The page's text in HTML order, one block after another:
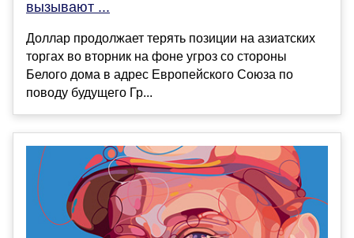
вызывают ...
Доллар продолжает терять позиции на азиатских
торгах во вторник на фоне угроз со стороны
Белого дома в адрес Европейского Союза по
поводу будущего Гр...